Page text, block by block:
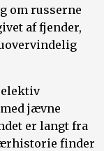
om russerne
af fjender,
jævne
er langt fra
finder